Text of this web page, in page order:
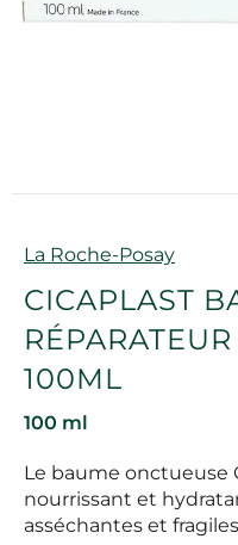
Marque
La Roche-Posay
CICAPLAST
100ML
100 ml
Le baume onctueuse
nourrissant et
asséchantes et